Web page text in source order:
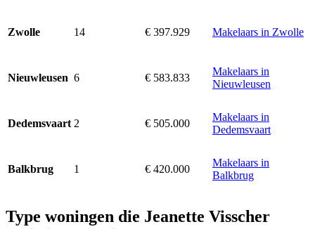
Zwolle 14 € 397.929 Makelaars in Zwolle
Nieuwleusen 6 € 583.833
Makelaars in
Nieuwleusen
Dedemsvaart 2 € 505.000
Makelaars in
Dedemsvaart
Balkbrug 1 € 420.000
Makelaars in
Balkbrug
Type woningen die Jeanette Visscher